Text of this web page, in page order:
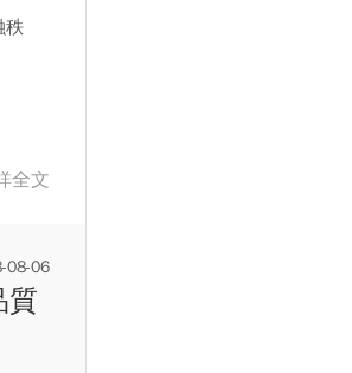
秩
全文
08-06
質